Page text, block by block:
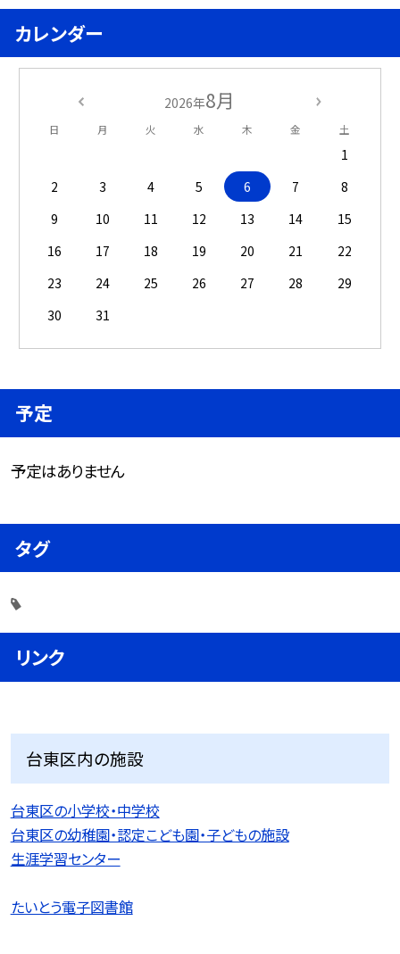
カレンダー
2026年8月
日 月 火 水 木 金 土
1
2
3 4 5 6 7
8
9
10 11 12 13 14
15
16
17 18 19 20 21
22
23
24 25 26 27 28
29
30
31
予定
予定はありません
タグ
リンク
台東区内の施設
台東区の小学校・中学校
台東区の幼稚園・認定こども園・子どもの施設
生涯学習センター
たいとう電子図書館